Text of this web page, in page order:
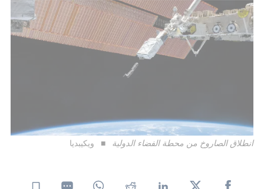
انطلاق الصاروخ من محطة الفضاء الدولية ويكيبديا